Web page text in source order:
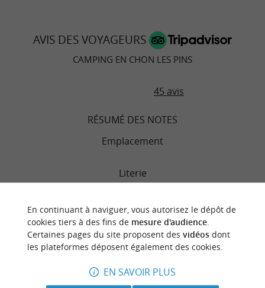
AVIS DES VOYAGEURS
CAMPING EN CHON LES PINS
45 avis
RÉSUMÉ DES NOTES
Emplacement
Literie
Chambres
Service
Qualité/prix
En continuant à naviguer, vous autorisez le dépôt de
cookies tiers à des fins de mesure d'audience.
Certaines pages du site proposent des vidéosdont
les plateformes déposent également des cookies.
EN SAVOIR PLUS